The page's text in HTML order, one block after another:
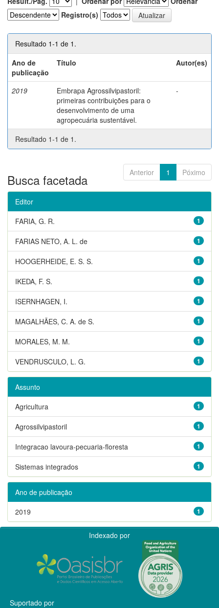
Registro(s)
Resultado 1-1 de 1.
Ano de
publicação
Título Autor(es)
2019
Embrapa Agrossilvipastoril:
primeiras contribuições para o
desenvolvimento de uma
agropecuária sustentável.
-
Resultado 1-1 de 1.
Anterior 1 Póximo
Busca facetada
Editor
1
FARIA, G. R.
1
FARIAS NETO, A. L. de
1
HOOGERHEIDE, E. S. S.
1
IKEDA, F. S.
1
ISERNHAGEN, I.
1
MAGALHÃES, C. A. de S.
1
MORALES, M. M.
1
VENDRUSCULO, L. G.
Assunto
1
Agricultura
1
Agrossilvipastoril
1
Integracao lavoura-pecuaria-floresta
1
Sistemas integrados
Ano de publicação
1
2019
Indexado por
Suportado por